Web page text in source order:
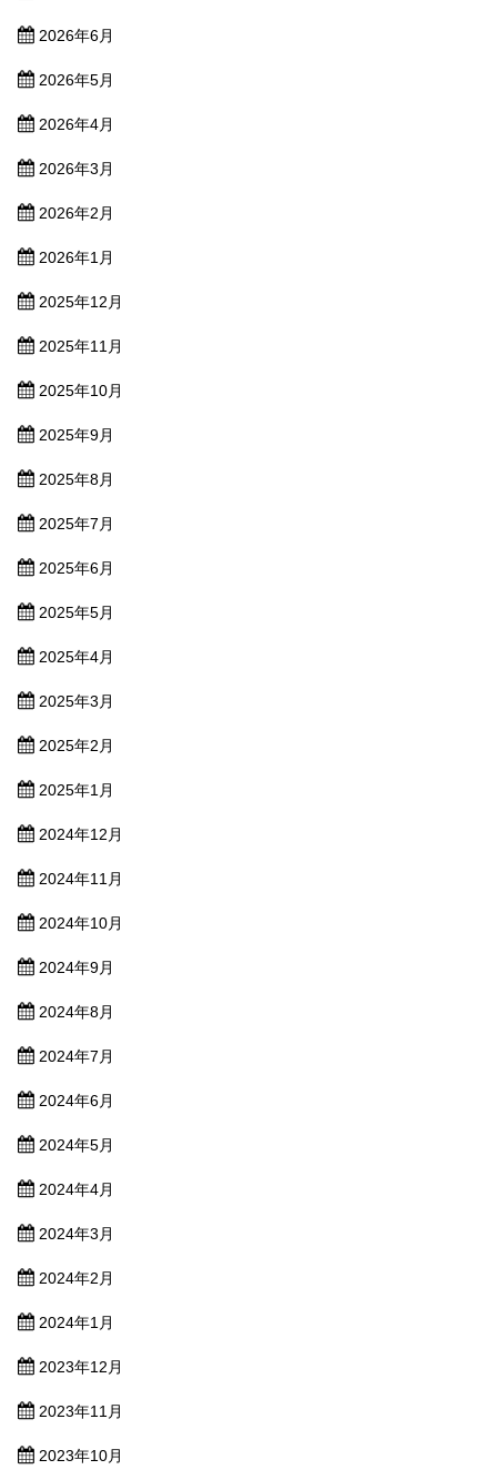
2026年6月
2026年5月
2026年4月
2026年3月
2026年2月
2026年1月
2025年12月
2025年11月
2025年10月
2025年9月
2025年8月
2025年7月
2025年6月
2025年5月
2025年4月
2025年3月
2025年2月
2025年1月
2024年12月
2024年11月
2024年10月
2024年9月
2024年8月
2024年7月
2024年6月
2024年5月
2024年4月
2024年3月
2024年2月
2024年1月
2023年12月
2023年11月
2023年10月